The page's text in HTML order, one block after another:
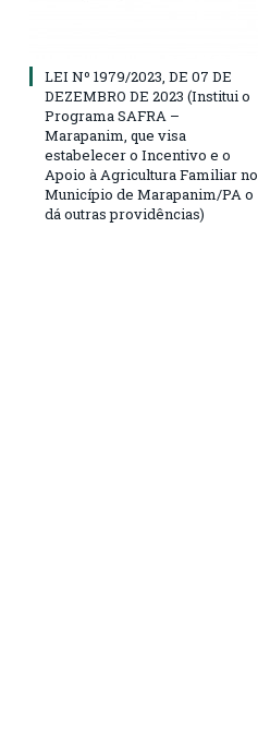
LEI Nº 1979/2023, DE 07 DE
DEZEMBRO DE 2023 (Institui o
Programa SAFRA –
Marapanim, que visa
estabelecer o Incentivo e o
Apoio à Agricultura Familiar no
Município de Marapanim/PA o
dá outras providências)